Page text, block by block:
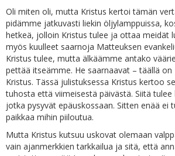
Oli miten oli, mutta Kristus kertoi tämän
pidämme jatkuvasti liekin öljylamppuissa,
hetkeä, jolloin Kristus tulee ja ottaa meidät
myös kuulleet saarnoja Matteuksen
Kristus tulee, mutta älkäämme antako
pettää itseämme. He saarnaavat – täällä
Kristus. Tässä julistuksessa Kristus kertoo
tuhosta että viimeisestä päivästä. Siitä tulee
jotka pysyvät epäuskossaan. Sitten enää ei
paikkaa mihin piiloutua.
Mutta Kristus kutsuu uskovat olemaan
vain ajanmerkkien tarkkailua ja sitä, että